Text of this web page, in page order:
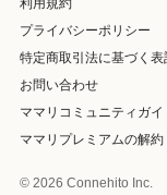
利用規約
プライバシーポリシー
特定商取引法に基づく表
お問い合わせ
ママリコミュニティガイ
ママリプレミアムの解約
© 2026 Connehito Inc.